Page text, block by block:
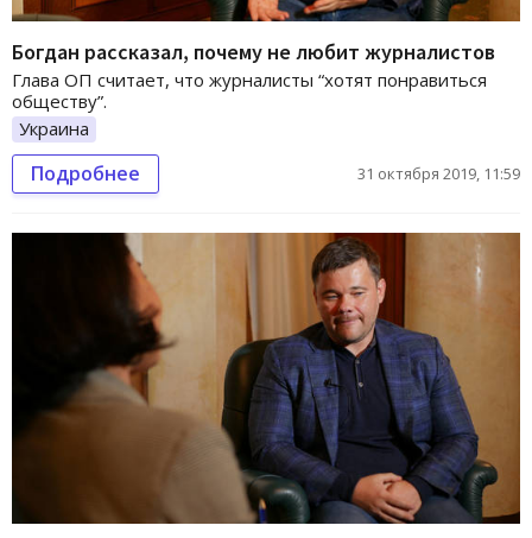
Богдан рассказал, почему не любит журналистов
Глава ОП считает, что журналисты “хотят понравиться
обществу”.
Украина
Подробнее 31 октября 2019, 11:59